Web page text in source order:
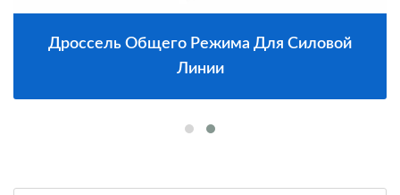
Дроссель Общего Режима Для Силовой
Линии